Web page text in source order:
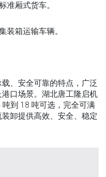
准厢式货车。
装箱运输车辆。
、安全可靠的特点，广泛
口场景。湖北唐工隆启机
到 18 吨可选，完全可满
卸提供高效、安全、稳定